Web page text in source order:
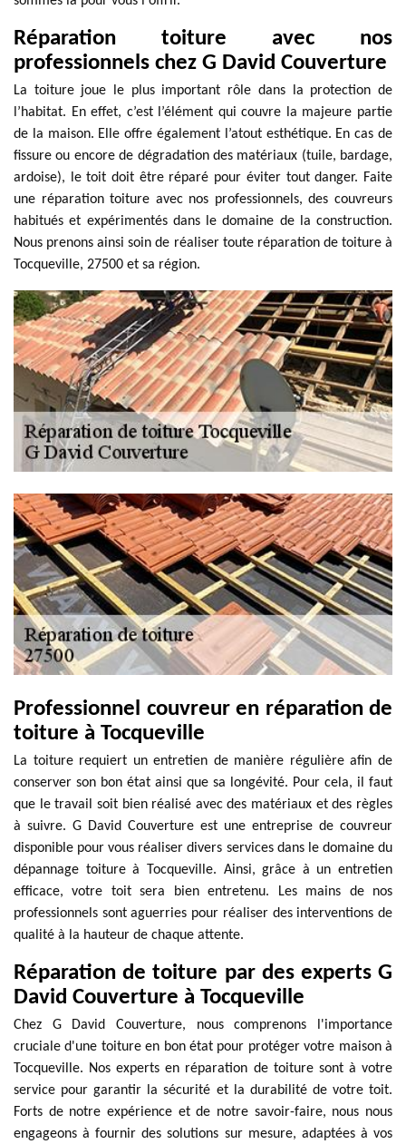
Réparation toiture avec nos
professionnels chez G David Couverture
La toiture joue le plus important rôle dans la protection de
l’habitat. En effet, c’est l’élément qui couvre la majeure partie
de la maison. Elle offre également l’atout esthétique. En cas de
fissure ou encore de dégradation des matériaux (tuile, bardage,
ardoise), le toit doit être réparé pour éviter tout danger. Faite
une réparation toiture avec nos professionnels, des couvreurs
habitués et expérimentés dans le domaine de la construction.
Nous prenons ainsi soin de réaliser toute réparation de toiture à
Tocqueville, 27500 et sa région.
Professionnel couvreur en réparation de
toiture à Tocqueville
La toiture requiert un entretien de manière régulière afin de
conserver son bon état ainsi que sa longévité. Pour cela, il faut
que le travail soit bien réalisé avec des matériaux et des règles
à suivre. G David Couverture est une entreprise de couvreur
disponible pour vous réaliser divers services dans le domaine du
dépannage toiture à Tocqueville. Ainsi, grâce à un entretien
efficace, votre toit sera bien entretenu. Les mains de nos
professionnels sont aguerries pour réaliser des interventions de
qualité à la hauteur de chaque attente.
Réparation de toiture par des experts G
David Couverture à Tocqueville
Chez G David Couverture, nous comprenons l'importance
cruciale d'une toiture en bon état pour protéger votre maison à
Tocqueville. Nos experts en réparation de toiture sont à votre
service pour garantir la sécurité et la durabilité de votre toit.
Forts de notre expérience et de notre savoir-faire, nous nous
engageons à fournir des solutions sur mesure, adaptées à vos